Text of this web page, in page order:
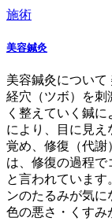
施術
美容鍼灸
美容鍼灸について
経穴（ツボ）を刺
く整えていく鍼
により、目に見え
覚め、修復（代謝
は、修復の過程で
と言われています
ンのたるみが気に
色の悪さ・くすみ